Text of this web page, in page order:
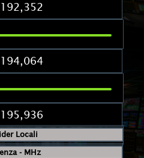
Locali
- MHz